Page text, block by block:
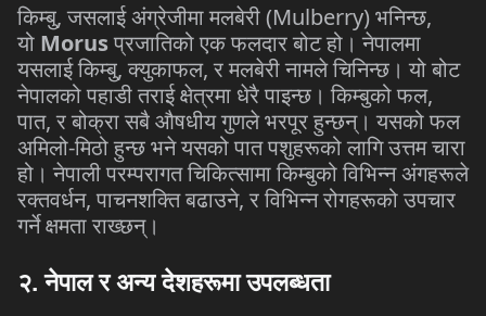
किम्बु,जसलाई अंग्रेजीमा मलबेरी (Mulberry) भनिन्छ,
यो Morus प्रजातिको एक फलदार बोट हो। नेपालमा
यसलाई किम्बु,क्युकाफल,र मलबेरी नामले चिनिन्छ। यो बोट
नेपालको पहाडी तराई क्षेत्रमा धेरै पाइन्छ। किम्बुको फल,
पात,र बोक्रा सबै औषधीय गुणले भरपूर हुन्छन्। यसको फल
अमिलो-मिठो हुन्छ भने यसको पात पशुहरूको लागि उत्तम चारा
हो। नेपाली परम्परागत चिकित्सामा किम्बुको विभिन्न अंगहरूले
रक्तवर्धन,पाचनशक्ति बढाउने,र विभिन्न रोगहरूको उपचार
गर्ने क्षमता राख्छन्।
२.नेपाल र अन्य देशहरूमा उपलब्धता